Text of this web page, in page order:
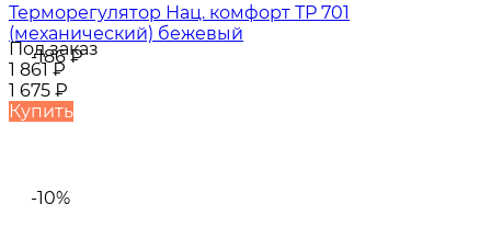
-186₽
Терморегулятор Нац. комфорт ТР 701
(механический) бежевый
Под заказ
1 861₽
1 675 ₽
Купить
-10%